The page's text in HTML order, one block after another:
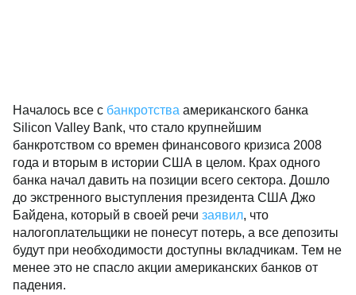
Началось все сбанкротстваамериканского банка
Silicon Valley Bank, что стало крупнейшим
банкротством со времен финансового кризиса 2008
года и вторым в истории США в целом. Крах одного
банка начал давить на позиции всего сектора.
Дошло до экстренного выступления президента
США Джо Байдена, который в своей речизаявил,
что налогоплательщики не понесут потерь, а все
депозиты будут при необходимости доступны